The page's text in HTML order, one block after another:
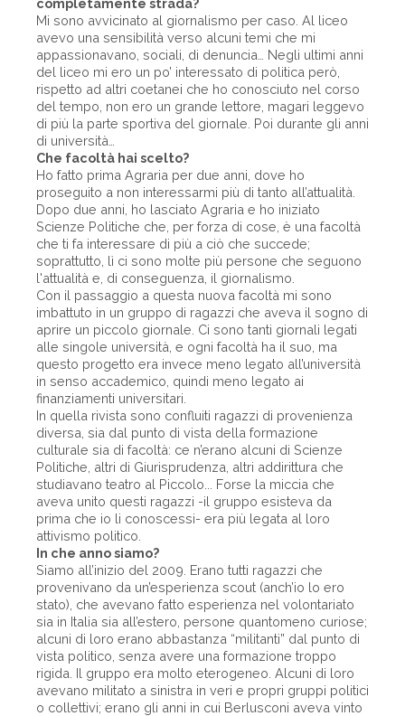
completamente strada?
Mi sono avvicinato al giornalismo per caso. Al liceo
avevo una sensibilità verso alcuni temi che mi
appassionavano, sociali, di denuncia… Negli ultimi anni
del liceo mi ero un po’ interessato di politica però,
rispetto ad altri coetanei che ho conosciuto nel corso
del tempo, non ero un grande lettore, magari leggevo
di più la parte sportiva del giornale. Poi durante gli anni
di università…
Che facoltà hai scelto?
Ho fatto prima Agraria per due anni, dove ho
proseguito a non interessarmi più di tanto all’attualità.
Dopo due anni, ho lasciato Agraria e ho iniziato
Scienze Politiche che, per forza di cose, è una facoltà
che ti fa interessare di più a ciò che succede;
soprattutto, lì ci sono molte più persone che seguono
l'attualità e, di conseguenza, il giornalismo.
Con il passaggio a questa nuova facoltà mi sono
imbattuto in un gruppo di ragazzi che aveva il sogno di
aprire un piccolo giornale. Ci sono tanti giornali legati
alle singole università, e ogni facoltà ha il suo, ma
questo progetto era invece meno legato all’università
in senso accademico, quindi meno legato ai
finanziamenti universitari.
In quella rivista sono confluiti ragazzi di provenienza
diversa, sia dal punto di vista della formazione
culturale sia di facoltà: ce n’erano alcuni di Scienze
Politiche, altri di Giurisprudenza, altri addirittura che
studiavano teatro al Piccolo... Forse la miccia che
aveva unito questi ragazzi -il gruppo esisteva da
prima che io li conoscessi- era più legata al loro
attivismo politico.
In che anno siamo?
Siamo all’inizio del 2009. Erano tutti ragazzi che
provenivano da un’esperienza scout (anch’io lo ero
stato), che avevano fatto esperienza nel volontariato
sia in Italia sia all’estero, persone quantomeno curiose;
alcuni di loro erano abbastanza “militanti” dal punto di
vista politico, senza avere una formazione troppo
rigida. Il gruppo era molto eterogeneo. Alcuni di loro
avevano militato a sinistra in veri e propri gruppi politici
o collettivi; erano gli anni in cui Berlusconi aveva vinto